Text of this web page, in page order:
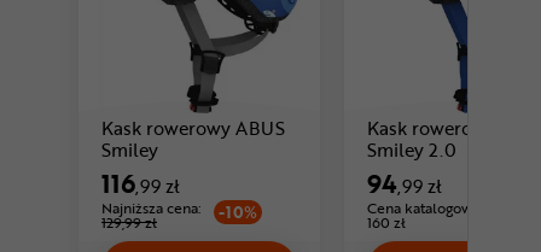
Kask rowerowy ABUS
Smiley
116,99 zł
Najniższa cena:
129,99 zł -10%
Kask rowerowy
Smiley 2.0
94,99 zł
Cena katalogowa:
160 zł